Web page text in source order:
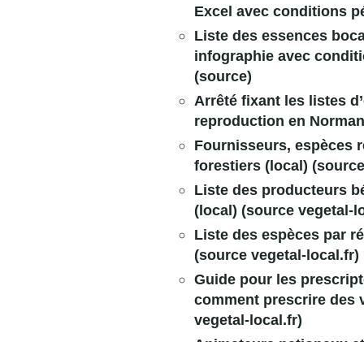
Excel avec conditions
Liste des essences
infographie avec
(source)
Arrêté fixant les listes
reproduction en
Fournisseurs, espèces
forestiers (local)
Liste des producteurs
(local) (source vegetal-
Liste des espèces par
(source vegetal-local.fr)
Guide pour les
comment prescrire des
vegetal-local.fr)